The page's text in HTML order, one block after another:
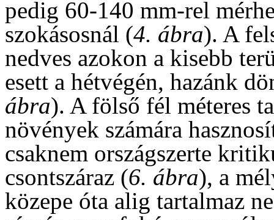
pedig 60-140 mm-rel
szokásosnál (4. ábra). A
nedves azokon a kisebb
esett a hétvégén, hazánk
ábra). A fölső fél méteres
növények számára
csaknem országszerte
csontszáraz (6. ábra), a
közepe óta alig tartalmaz